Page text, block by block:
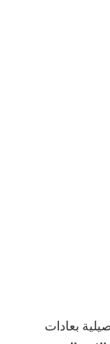
بعادات